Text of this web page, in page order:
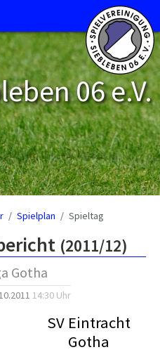
06 e.V.
Spielplan Spieltag
(2011/12)
Gotha
14:30 Uhr
SV Eintracht
Gotha